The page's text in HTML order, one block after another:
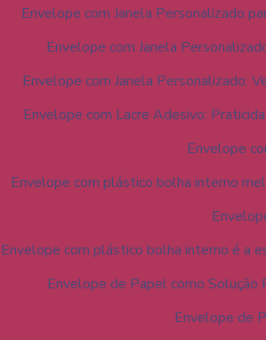
Envelope com Janela Personalizado
Envelope com Janela
Envelope com Janela Personalizado:
Envelope com Lacre Adesivo:
Envelope
Envelope com plástico bolha interno
Envelope com plástico bolha interno é a
Envelope de Papel como
Envelope de